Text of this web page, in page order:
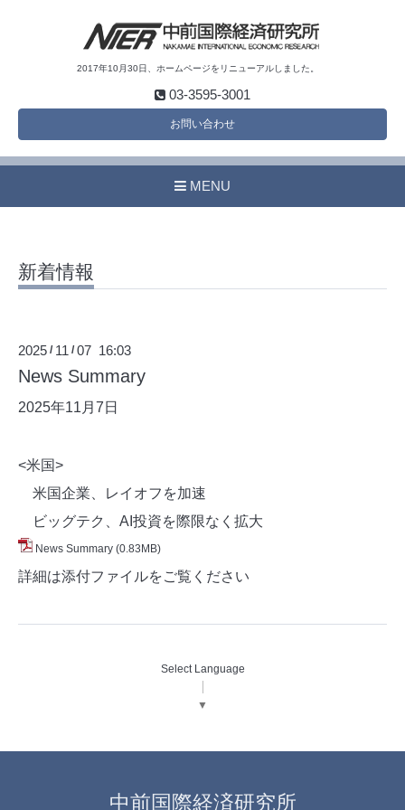
2017年10月30日、ホームページをリニューアルしました。
03-3595-3001
お問い合わせ
MENU
新着情報
2025 / 11 /07 16:03
News Summary
2025年11月7 日
<米国>
米国企業、レイオフを加速
ビッグテク、AI投資を際限なく拡大
News Summary (0.83MB)
詳細は添付ファイルをご覧ください
Select Language
▼
中前国際経済研究所